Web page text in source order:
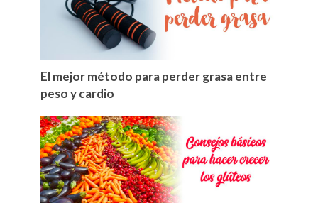
El mejor método para perder grasa entre
peso y cardio